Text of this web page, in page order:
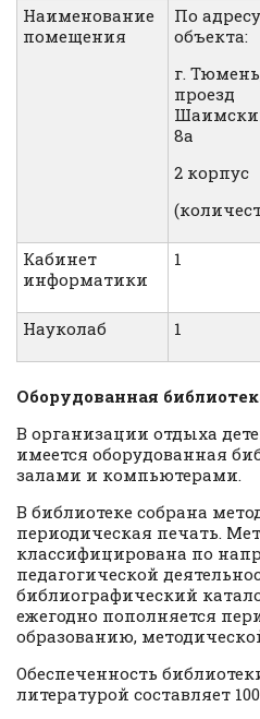
Наименование
помещения
По адресу
объекта:
г.
проезд
8а
2 корпус
Кабинет
информатики
1
Науколаб 1
Оборудованная
В организации отдыха
имеется оборудованная
залами и компьютерами.
В библиотеке собрана
периодическая печать.
классифицирована по
педагогической
библиографический
ежегодно пополняется
образованию,
Обеспеченность
литературой составляет